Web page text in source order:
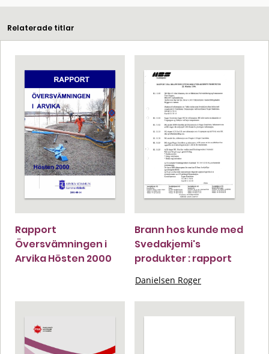
Relaterade titlar
Rapport
Översvämningen i
Arvika Hösten 2000
Brann hos kunde med
Svedakjemi's
produkter : rapport
Danielsen Roger